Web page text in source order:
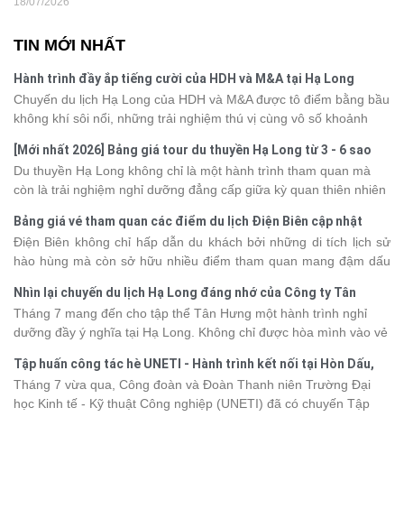
TIN MỚI NHẤT
Hành trình đầy ắp tiếng cười của HDH và M&A tại Hạ Long
Chuyến du lịch Hạ Long của HDH và M&A được tô điểm bằng bầu
không khí sôi nổi, những trải nghiệm thú vị cùng vô số khoảnh
phút giây đồng hành bên nhau, tất cả đã tạo nên một chuyến đi
tràn đầy cảm xúc và dấu ấn khó quên.
[Mới nhất 2026] Bảng giá tour du thuyền Hạ Long từ 3 - 6 sao
Du thuyền Hạ Long không chỉ là một hành trình tham quan mà
còn là trải nghiệm nghỉ dưỡng đẳng cấp giữa kỳ quan thiên nhiên
khác nhau, khiến nhiều du khách băn khoăn khi lựa chọn. Bài viết
dưới đây sẽ cập nhật bảng giá tour du thuyền Hạ Long mới nhất
2026 từ 3 - 6 sao, giúp bạn dễ dàng so sánh và tìm được hành
trình phù hợp với nhu cầu cũng như ngân sách.
Bảng giá vé tham quan các điểm du lịch Điện Biên cập nhật
2026
Điện Biên không chỉ hấp dẫn du khách bởi những di tích lịch sử
hào hùng mà còn sở hữu nhiều điểm tham quan mang đậm dấu
phá vùng đất này, việc cập nhật trước giá vé sẽ giúp bạn chủ
động hơn trong lịch trình và chi phí. Cùng Vietsense Travel tham
khảo bảng giá vé tham quan các điểm du lịch Điện Biênmới nhất
năm 2026 ngay dưới đây.
Nhìn lại chuyến du lịch Hạ Long đáng nhớ của Công ty Tân
Hưng 2026
Tháng 7 mang đến cho tập thể Tân Hưng một hành trình nghỉ
dưỡng đầy ý nghĩa tại Hạ Long. Không chỉ được hòa mình vào vẻ
kết, sẻ chia và lưu giữ nhiều khoảnh khắc đáng nhớ. Hãy cùng
nhìn lại chuyến đi ngập tràn niềm vui và những trải nghiệm khó
quên.
Tập huấn công tác hè UNETI - Hành trình kết nối tại Hòn Dấu,
Đồ Sơn
Tháng 7 vừa qua, Công đoàn và Đoàn Thanh niên Trường Đại
học Kinh tế - Kỹ thuật Công nghiệp (UNETI) đã có chuyến Tập